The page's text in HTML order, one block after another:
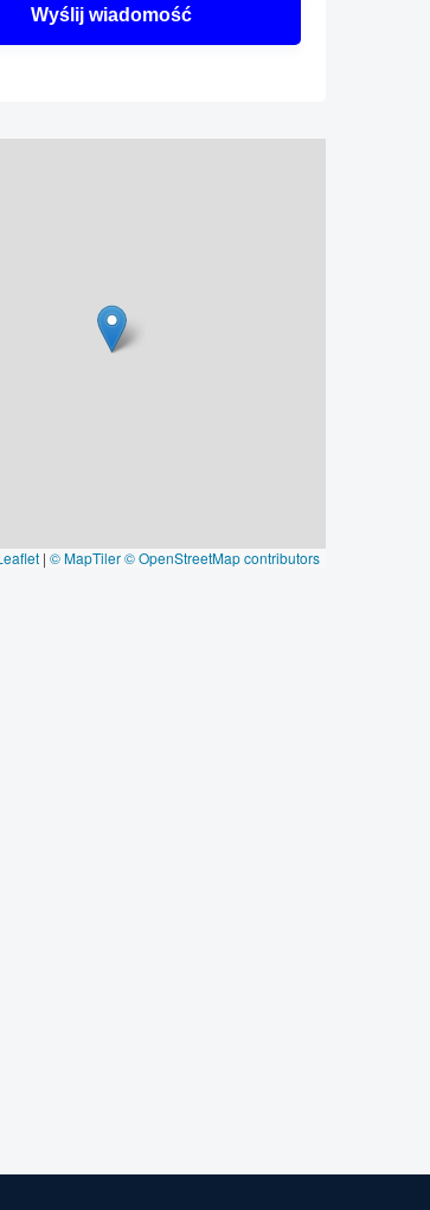
| © MapTiler© OpenStreetMap contributors